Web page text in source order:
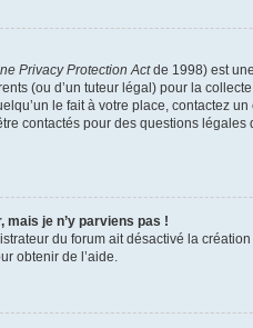
Privacy Protection Actde 1998) est
(ou d’un tuteur légal) pour la
le fait à votre place, contactez
contactés pour des questions
mais je n’y parviens pas !
du forum ait désactivé la
obtenir de l’aide.